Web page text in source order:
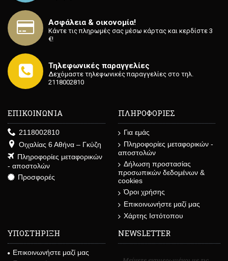
Ασφάλεια & οικονομία!
Κάντε τις πληρωμές σας μέσω κάρτας και κερδίστε 3
€!
Τηλεφωνικές παραγγελίες
Δεχόμαστε τηλεφωνικές παραγγελίες στο τηλ.
2118002810
ΕΠΙΚΟΙΝΩΝΙΑ
2118002810
Οιχαλίας 6 Αθήνα – Γκύζη
Πληροφορίες μεταφορικών
- αποστολών
Προσφορές
ΠΛΗΡΟΦΟΡΙΕΣ
Για εμάς
Πληροφορίες μεταφορικών -
αποστολών
Δήλωση προστασίας
προσωπικών δεδομένων &
cookies
Όροι χρήσης
Επικοινωνήστε μαζί μας
Χάρτης Ιστότοπου
ΥΠΟΣΤΗΡΙΞΗ
Επικοινωνήστε μαζί μας
NEWSLETTER